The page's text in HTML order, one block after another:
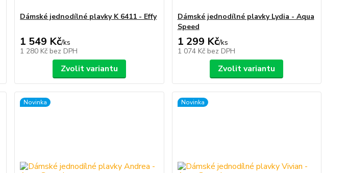
Dámské jednodílné plavky K 6411 - Effy
1 549 Kč/ks
1 280 Kč bez DPH
Zvolit variantu
Dámské jednodílné plavky Lydia - Aqua
Speed
1 299 Kč/ks
1 074 Kč bez DPH
Zvolit variantu
Novinka Novinka